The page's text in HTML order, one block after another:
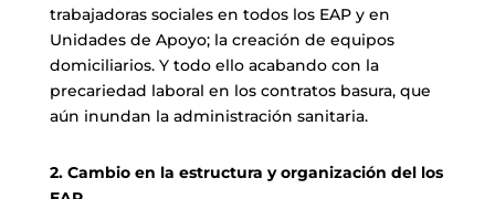
trabajadoras sociales en todos los EAP y en
Unidades de Apoyo; la creación de equipos
domiciliarios. Y todo ello acabando con la
precariedad laboral en los contratos basura, que
aún inundan la administración sanitaria.
2. Cambio en la estructura y organización del los